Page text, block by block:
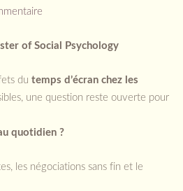
of Social Psychology
du temps d’écran chez les
une question reste ouverte pour
quotidien ?
les négociations sans fin et le